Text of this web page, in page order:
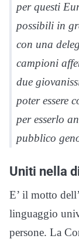
per questi
possibili in
con una
campioni
due
poter essere
per esserlo
pubblico
Uniti nella
E’ il motto
linguaggio
persone. La